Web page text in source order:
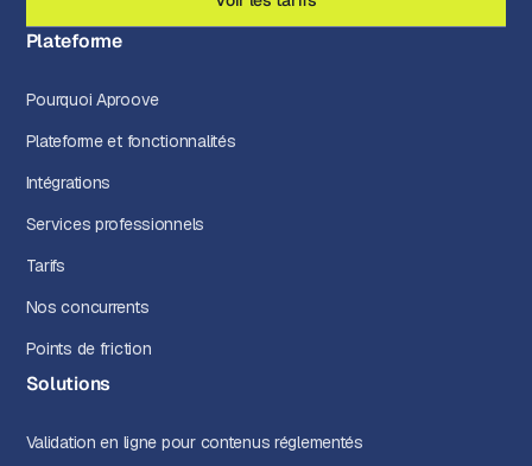
Plateforme
Pourquoi Aproove
Plateforme et fonctionnalités
Intégrations
Services professionnels
Tarifs
Nos concurrents
Points de friction
Solutions
Validation en ligne pour contenus réglementés